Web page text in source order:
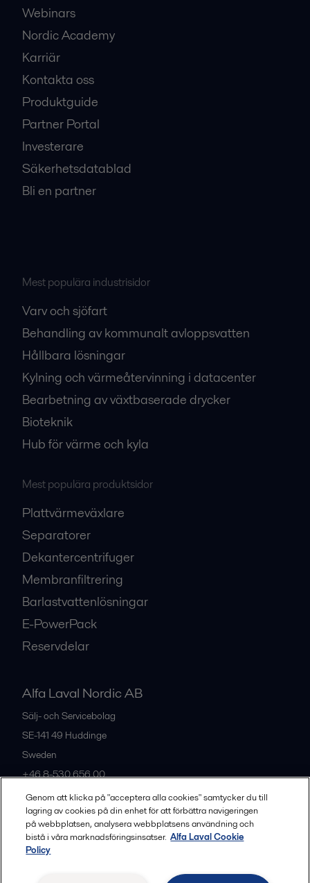
Webinars
Nordic Academy
Karriär
Kontakta oss
Produktguide
Partner Portal
Investerare
Säkerhetsdatablad
Bli en partner
Mest populära industrisidor
Varv och sjöfart
Behandling av kommunalt avloppsvatten
Hållbara lösningar
Kylning och värmeåtervinning i datacenter
Bearbetning av växtbaserade drycker
Bioteknik
Hub för värme och kyla
Mest populära produktsidor
Plattvärmeväxlare
Separatorer
Dekantercentrifuger
Membranfiltrering
Barlastvattenlösningar
E-PowerPack
Reservdelar
Alfa Laval Nordic AB
Sälj- och Servicebolag
SE-141 49 Huddinge
Sweden
+46 8-530 656 00
Alla kontor och partners
Legal terms and conditions
Genom att klicka på "acceptera alla cookies" samtycker du till
lagring av cookies på din enhet för att förbättra navigeringen
på webbplatsen, analysera webbplatsens användning och
bistå i våra marknadsföringsinsatser. Alfa Laval Cookie
Policy